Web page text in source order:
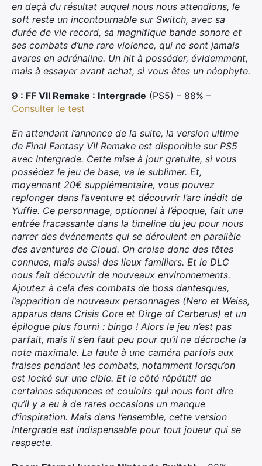
en deçà du résultat auquel nous nous attendions, le
soft reste un incontournable sur Switch, avec sa
durée de vie record, sa magnifique bande sonore et
ses combats d’une rare violence, qui ne sont jamais
avares en adrénaline. Un hit à posséder, évidemment,
mais à essayer avant achat, si vous êtes un néophyte.
9 : FF VII Remake : Intergrade (PS5) – 88% –
Consulter le test
En attendant l’annonce de la suite, la version ultime
de Final Fantasy VII Remake est disponible sur PS5
avec Intergrade. Cette mise à jour gratuite, si vous
possédez le jeu de base, va le sublimer. Et,
moyennant 20€ supplémentaire, vous pouvez
replonger dans l’aventure et découvrir l’arc inédit de
Yuffie. Ce personnage, optionnel à l’époque, fait une
entrée fracassante dans la timeline du jeu pour nous
narrer des événements qui se déroulent en parallèle
des aventures de Cloud. On croise donc des têtes
connues, mais aussi des lieux familiers. Et le DLC
nous fait découvrir de nouveaux environnements.
Ajoutez à cela des combats de boss dantesques,
l’apparition de nouveaux personnages (Nero et Weiss,
apparus dans Crisis Core et Dirge of Cerberus) et un
épilogue plus fourni : bingo ! Alors le jeu n’est pas
parfait, mais il s’en faut peu pour qu’il ne décroche la
note maximale. La faute à une caméra parfois aux
fraises pendant les combats, notamment lorsqu’on
est locké sur une cible. Et le côté répétitif de
certaines séquences et couloirs qui nous font dire
qu’il y a eu à de rares occasions un manque
d’inspiration. Mais dans l’ensemble, cette version
Intergrade est indispensable pour tout joueur qui se
respecte.